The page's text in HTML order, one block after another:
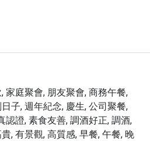
& Terrace Bar，您可以品嚐
製的雞尾酒。無論是商務午
小酌，這裡都是您的理想之
& Terrace Bar 位於 Sukhumvit
前往，輕鬆享受美食與美
Restaurant & Terrace Bar
，即可享受高達 5 折的超值優
家庭聚會, 朋友聚會, 商務午餐,
子, 週年紀念, 慶生, 公司聚餐,
認證, 素食友善, 調酒好正, 調酒,
, 有景觀, 高質感, 早餐, 午餐, 晚